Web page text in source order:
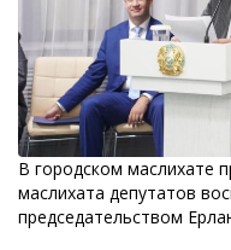
В городском маслихате
маслихата депутатов
председательством